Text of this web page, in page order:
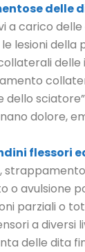
delle
a carico delle
lesioni della
delle
dello
dolore,
flessori
o avulsione
parziali o
a diversi
delle dita